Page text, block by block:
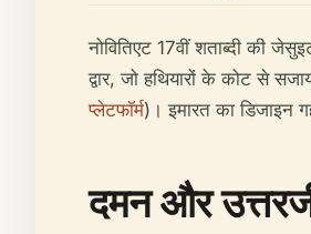
नोवितिएट 17वीं शताब्दी की
द्वार, जो हथियारों के कोट से
प्लेटफॉर्म)। इमारत का डिजाइन
दमन और